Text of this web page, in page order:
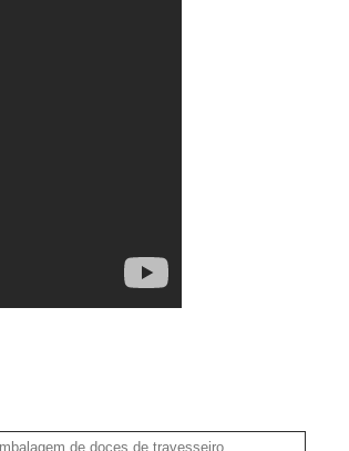
de doces de travesseiro